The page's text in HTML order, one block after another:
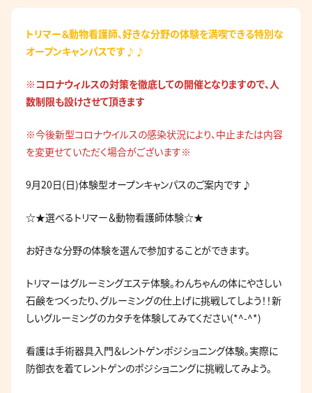
トリマー＆動物看護師、好きな分野の体験を満喫できる特別な
オープンキャンパスです♪♪
※コロナウィルスの対策を徹底しての開催となりますので、人
数制限も設けさせて頂きます
※今後新型コロナウイルスの感染状況により、中止または内容
を変更せていただく場合がございます※
9月20日(日)体験型オープンキャンパスのご案内です♪
☆★選べるトリマー＆動物看護師体験☆★
お好きな分野の体験を選んで参加することができます。
トリマーはグルーミングエステ体験。わんちゃんの体にやさしい
石鹸をつくったり、グルーミングの仕上げに挑戦してしよう！！新
しいグルーミングのカタチを体験してみてください(*^-^*)
看護は手術器具入門＆レントゲンポジショニング体験。実際に
防御衣を着てレントゲンのポジショニングに挑戦してみよう。